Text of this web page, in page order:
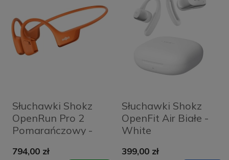
Słuchawki Shokz
OpenRun Pro 2
Pomarańczowy -
794,00 zł
Słuchawki Shokz
OpenFit Air Białe -
White
399,00 zł